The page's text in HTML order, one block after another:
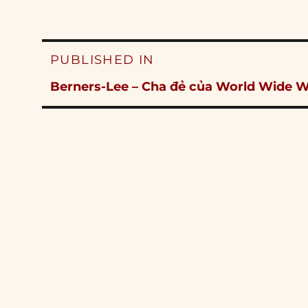
Post
PUBLISHED IN
Berners-Lee – Cha đẻ của World Wide